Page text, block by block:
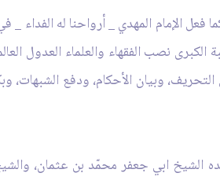
الإمام المهدي _ أرواحنا له الفداء _
نصب الفقهاء والعلماء العدول
وبيان الأحكام، ودفع الشبهات،
الشيخ ابي جعفر محمّد بن عثمان،